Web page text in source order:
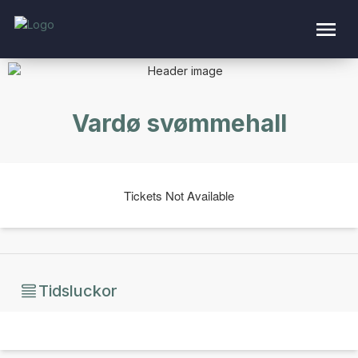
Vardø svømmehall
Tickets Not Available
Tidsluckor